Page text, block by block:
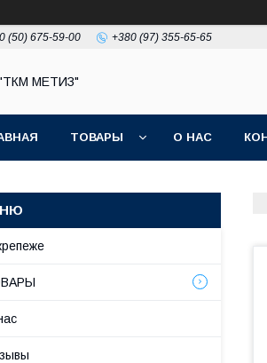
(50) 675-59-00 +380 (97) 355-65-65
МЕТИЗ"
ТОВАРЫ О НАС